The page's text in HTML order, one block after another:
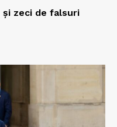
zeci de falsuri